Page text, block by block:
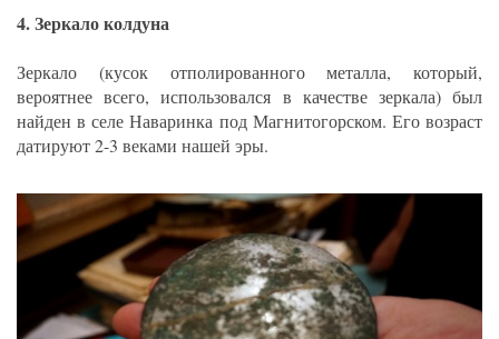
4. Зеркало колдуна
Зеркало (кусок отполированного металла, который,
вероятнее всего, использовался в качестве зеркала) был
найден в селе Наваринка под Магнитогорском. Его возраст
датируют 2-3 веками нашей эры.